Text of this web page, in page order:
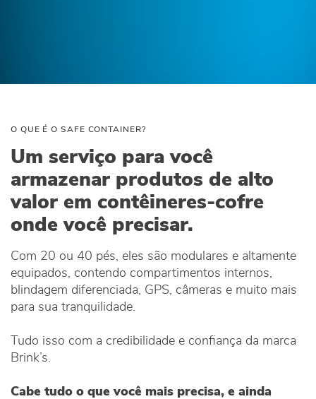
O QUE É O SAFE CONTAINER?
Um serviço para você
armazenar produtos de alto
valor em contêineres-cofre
onde você precisar.
Com 20 ou 40 pés, eles são modulares e altamente
equipados, contendo compartimentos internos,
blindagem diferenciada, GPS, câmeras e muito mais
para sua tranquilidade.
Tudo isso com a credibilidade e confiança da marca
Brink’s.
Cabe tudo o que você mais precisa, e ainda